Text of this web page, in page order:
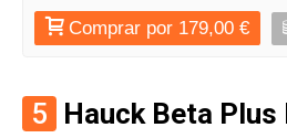
Comprar por 179,00 €
5 Hauck Beta Plus